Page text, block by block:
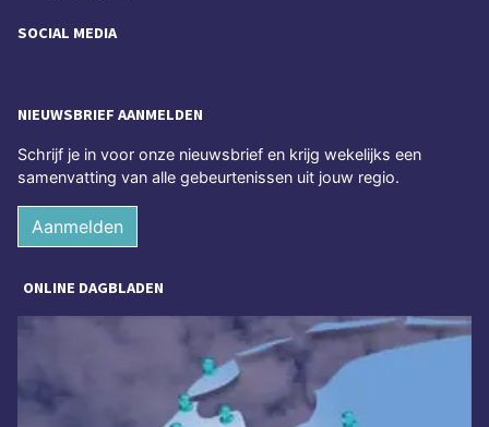
SOCIAL MEDIA
NIEUWSBRIEF AANMELDEN
Schrijf je in voor onze nieuwsbrief en krijg wekelijks een
samenvatting van alle gebeurtenissen uit jouw regio.
Aanmelden
ONLINE DAGBLADEN